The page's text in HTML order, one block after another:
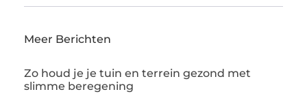
Meer Berichten
Zo houd je je tuin en terrein gezond met
slimme beregening